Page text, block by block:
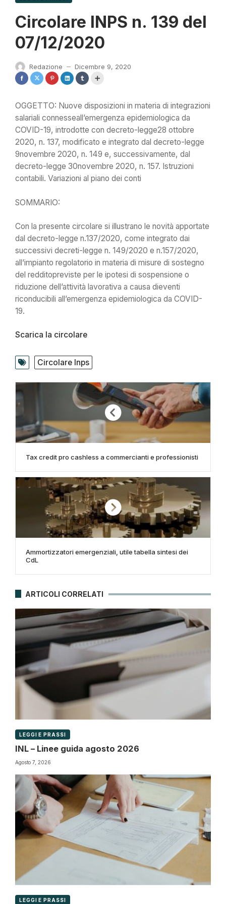
Circolare INPS n. 139 del
07/12/2020
Redazione — Dicembre 9, 2020
OGGETTO: Nuove disposizioni in materia di integrazioni
salariali connesseall’emergenza epidemiologica da
COVID-19, introdotte con decreto-legge28 ottobre
2020, n. 137, modificato e integrato dal decreto-legge
9novembre 2020, n. 149 e, successivamente, dal
decreto-legge 30novembre 2020, n. 157. Istruzioni
contabili. Variazioni al piano dei conti
SOMMARIO:
Con la presente circolare si illustrano le novità apportate
dal decreto-legge n.137/2020, come integrato dai
successivi decreti-legge n. 149/2020 e n.157/2020,
all’impianto regolatorio in materia di misure di sostegno
del redditopreviste per le ipotesi di sospensione o
riduzione dell’attività lavorativa a causa dieventi
riconducibili all’emergenza epidemiologica da COVID-
19.
Scarica la circolare
Circolare Inps
Tax credit pro cashless a commercianti e professionisti
Ammortizzatori emergenziali, utile tabella sintesi dei
CdL
ARTICOLI CORRELATI
LEGGI E PRASSI
INL – Linee guida agosto 2026
Agosto 7, 2026
LEGGI E PRASSI